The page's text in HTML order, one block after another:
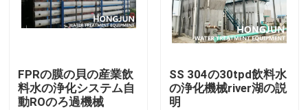
私達について
品質管理
FPRの膜の貝の産業飲
料水の浄化システム自
動ROのろ過機械
SS 304の30tpd飲料水
の浄化機械river湖の説
明